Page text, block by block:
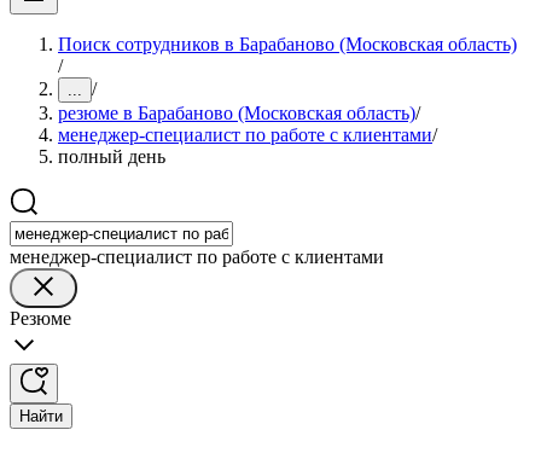
Поиск сотрудников в Барабаново (Московская область)
/
... /
резюме в Барабаново (Московская область)/
менеджер-специалист по работе с клиентами/
полный день
менеджер-специалист по работе с клиентами
Резюме
Найти